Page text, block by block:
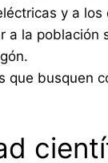
y a los
a la población
que busquen